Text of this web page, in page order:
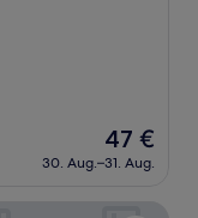
Der
Preis
beträgt
47 €
30. Aug.–31. Aug.